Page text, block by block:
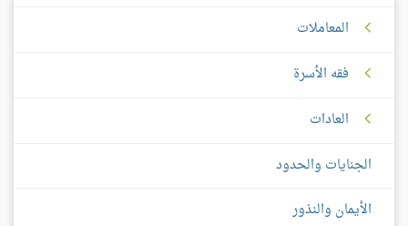
المعاملات
فقه الأسرة
العادات
الجنايات والحدود
الأيمان والنذور